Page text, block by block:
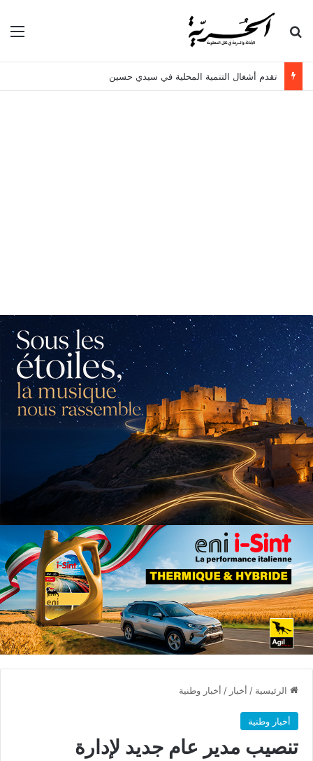
بحث عن
تقدم أشغال التنمية المحلية في سيدي حسين
الرئيسية / أخبار / أخبار وطنية
أخبار وطنية
تنصيب مدير عام جديد لإدارة